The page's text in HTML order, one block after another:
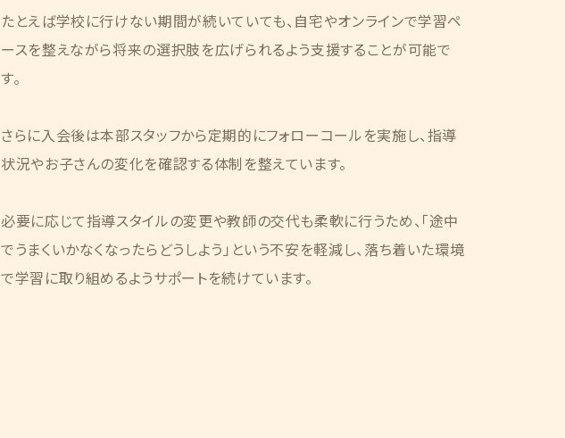
たとえば学校に行けない期間が続いていても、自宅やオンラインで学習ペ
ースを整えながら将来の選択肢を広げられるよう支援することが可能で
す。
さらに入会後は本部スタッフから定期的にフォローコールを実施し、指導
状況やお子さんの変化を確認する体制を整えています。
必要に応じて指導スタイルの変更や教師の交代も柔軟に行うため、「途中
でうまくいかなくなったらどうしよう」という不安を軽減し、落ち着いた環境
で学習に取り組めるようサポートを続けています。